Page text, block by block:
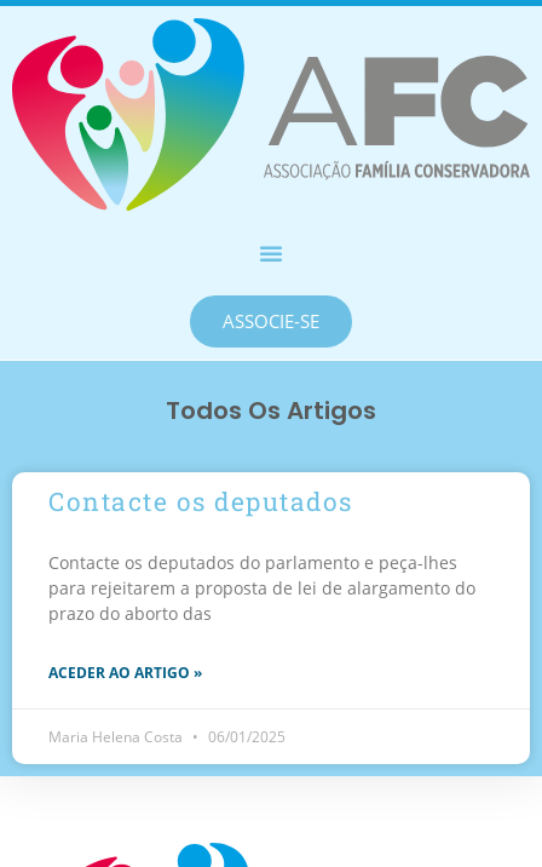
ASSOCIE-SE
Todos Os Artigos
Contacte os deputados
Contacte os deputados do parlamento e peça-lhes
para rejeitarem a proposta de lei de alargamento do
prazo do aborto das
ACEDER AO ARTIGO »
Maria Helena Costa 06/01/2025